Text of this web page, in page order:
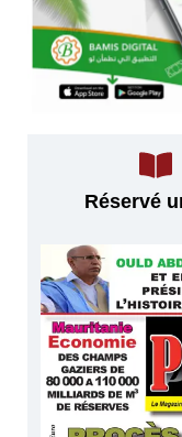
Réservé